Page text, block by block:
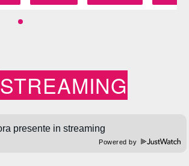
STREAMING
Powered by